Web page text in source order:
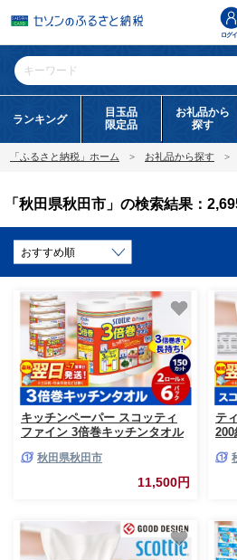
ログ
ランキング
目玉品
限定品
お礼品から
探す
「ふるさと納税」ホーム お礼品から探す
「秋田県秋田市」の検索結果：
キッチンペーパー スコッティ
ファイン 3倍巻キッチンタオル
田市オリジナル 最短翌日発送
[スコッティ キッチンペーパー
秋田県秋田市
11,500円
テ
200
翌
テ